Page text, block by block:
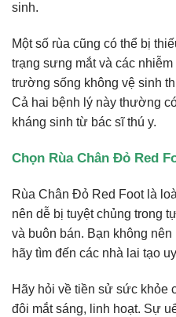
sinh.
Một số rùa cũng có thể bị
trạng sưng mắt và các
trường sống không vệ sinh
Cả hai bệnh lý này thường
kháng sinh từ bác sĩ thú y.
Chọn Rùa Chân Đỏ Red
Rùa Chân Đỏ Red Foot là
nên dễ bị tuyệt chủng trong
và buôn bán. Bạn không
hãy tìm đến các nhà lai tạo
Hãy hỏi về tiền sử sức khỏe
đôi mắt sáng, linh hoạt. Sự